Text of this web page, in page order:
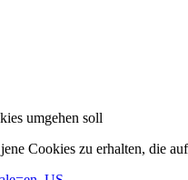
umgehen soll
Cookies zu erhalten, die